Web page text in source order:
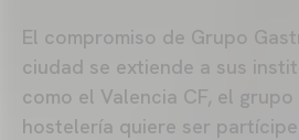
El compromiso de Grupo
ciudad se extiende a sus
como el Valencia CF, el
hostelería quiere ser